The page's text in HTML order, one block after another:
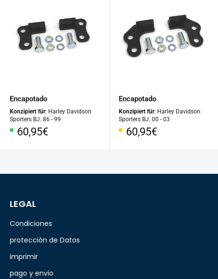
Encapotado
Konzipiert für: Harley Davidson
Sporters BJ. 86 - 99
Precio
60,95€
Encapotado
Konzipiert für: Harley Davidson
Sporters BJ. 00 - 03
Precio
60,95€
LEGAL
Condiciones
protección de Datos
imprimir
pago y envio